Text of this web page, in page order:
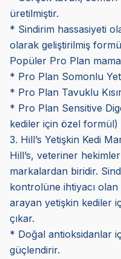
üretilmiştir.
* Sindirim hassasiyeti
olarak geliştirilmiş
Popüler Pro Plan
* Pro Plan Somonlu
* Pro Plan Tavuklu
* Pro Plan Sensitive
kediler için özel formül)
3. Hill’s Yetişkin Kedi
Hill’s, veteriner
markalardan biridir.
kontrolüne ihtiyacı olan
arayan yetişkin kediler
çıkar.
* Doğal antioksidanlar
güçlendirir.